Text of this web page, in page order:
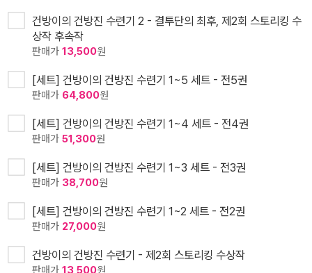
건방이의 건방진 수련기 2 - 결투단의 최후, 제2회 스토리킹 수
상작 후속작
판매가 13,500원
[세트] 건방이의 건방진 수련기 1~5 세트 - 전5권
판매가 64,800원
[세트] 건방이의 건방진 수련기 1~4 세트 - 전4권
판매가 51,300원
[세트] 건방이의 건방진 수련기 1~3 세트 - 전3권
판매가 38,700원
[세트] 건방이의 건방진 수련기 1~2 세트 - 전2권
판매가 27,000원
건방이의 건방진 수련기 - 제2회 스토리킹 수상작
판매가 13,500원